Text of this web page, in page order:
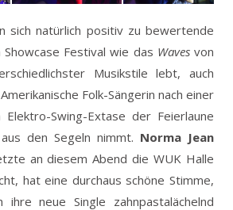
sich natürlich positiv zu bewertende
Festival wie das Wavesvon
Musikstile lebt, auch
Folk-Sängerin nach einer
Elektro-Swing-Extase der Feierlaune
den Segeln nimmt. Norma Jean
an diesem Abend die WUK Halle
hat eine durchaus schöne Stimme,
neue Single zahnpastalächelnd